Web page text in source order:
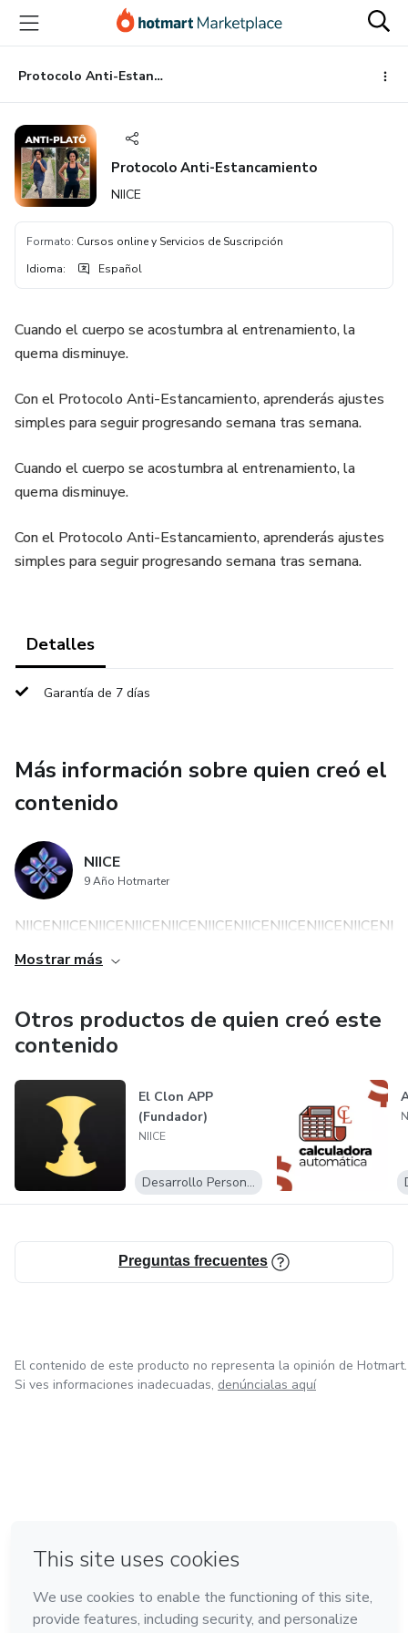
principal
página
de
página
Protocolo Anti-Estancamiento
Protocolo Anti-Estancamiento
NIICE
Formato: Cursos online y Servicios de Suscripción
Idioma: Español
Cuando el cuerpo se acostumbra al entrenamiento, la
quema disminuye.
Con el Protocolo Anti-Estancamiento, aprenderás ajustes
simples para seguir progresando semana tras semana.
Cuando el cuerpo se acostumbra al entrenamiento, la
quema disminuye.
Con el Protocolo Anti-Estancamiento, aprenderás ajustes
simples para seguir progresando semana tras semana.
Detalles
Garantía de 7 días
Más información sobre quien creó el
contenido
NIICE
9 Año Hotmarter
Mostrar más
Otros productos de quien creó este
contenido
El Clon APP
(Fundador)
NIICE
Desarrollo Personal
Preguntas frecuentes
El contenido de este producto no representa la opinión de Hotmart.
Si ves informaciones inadecuadas, denúncialas aquí
Hecho con❤ en Belo Horizonte